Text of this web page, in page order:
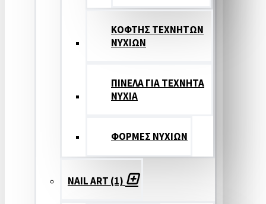
ΚΟΦΤΗΣ ΤΕΧΝΗΤΩΝ
ΝΥΧΙΩΝ
ΠΙΝΕΛΑ ΓΙΑ ΤΕΧΝΗΤΑ
ΝΥΧΙΑ
ΦΟΡΜΕΣ ΝΥΧΙΩΝ
NAIL ART (1)